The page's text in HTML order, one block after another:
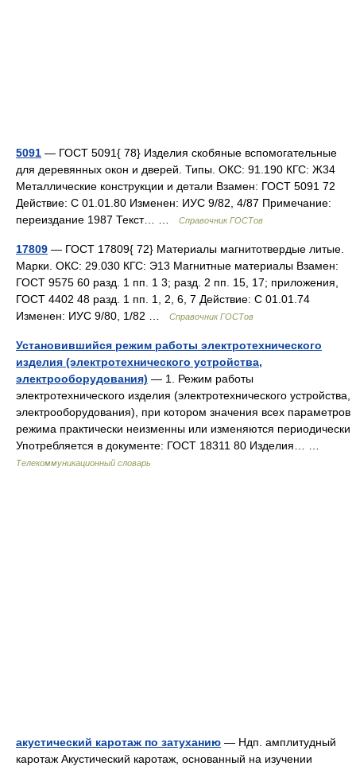
5091 — ГОСТ 5091{ 78} Изделия скобяные вспомогательные
для деревянных окон и дверей. Типы. ОКС: 91.190 КГС: Ж34
Металлические конструкции и детали Взамен: ГОСТ 5091 72
Действие: С 01.01.80 Изменен: ИУС 9/82, 4/87 Примечание:
переиздание 1987 Текст… …
Справочник ГОСТов
17809 — ГОСТ 17809{ 72} Материалы магнитотвердые литые.
Марки. ОКС: 29.030 КГС: Э13 Магнитные материалы Взамен:
ГОСТ 9575 60 разд. 1 пп. 1 3; разд. 2 пп. 15, 17; приложения,
ГОСТ 4402 48 разд. 1 пп. 1, 2, 6, 7 Действие: С 01.01.74
Изменен: ИУС 9/80, 1/82 …
Справочник ГОСТов
Установившийся режим работы электротехнического
изделия (электротехнического устройства,
электрооборудования) — 1. Режим работы
электротехнического изделия (электротехнического устройства,
электрооборудования), при котором значения всех параметров
режима практически неизменны или изменяются периодически
Употребляется в документе: ГОСТ 18311 80 Изделия… …
Телекоммуникационный словарь
акустический каротаж по затуханию — Ндп. амплитудный
каротаж Акустический каротаж, основанный на изучении